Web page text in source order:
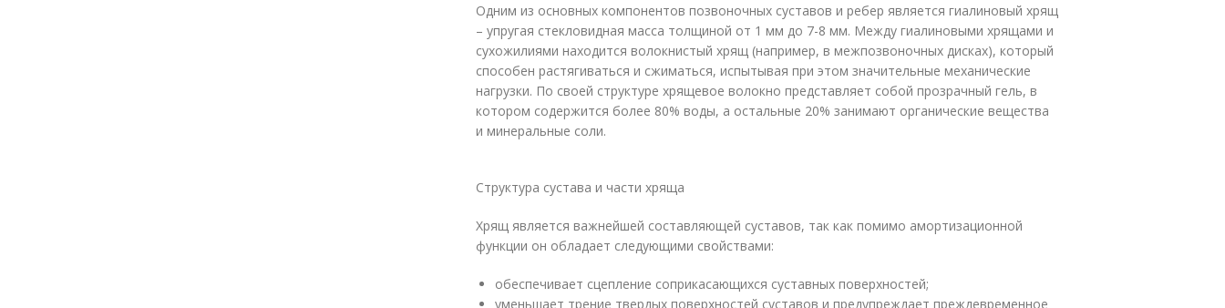
Одним из основных компонентов позвоночных суставов и ребер является гиалиновый хрящ
– упругая стекловидная масса толщиной от 1 мм до 7-8 мм. Между гиалиновыми хрящами и
сухожилиями находится волокнистый хрящ (например, в межпозвоночных дисках), который
способен растягиваться и сжиматься, испытывая при этом значительные механические
нагрузки. По своей структуре хрящевое волокно представляет собой прозрачный гель, в
котором содержится более 80% воды, а остальные 20% занимают органические вещества
и минеральные соли.
Структура сустава и части хряща
Хрящ является важнейшей составляющей суставов, так как помимо амортизационной
функции он обладает следующими свойствами:
обеспечивает сцепление соприкасающихся суставных поверхностей;
уменьшает трение твердых поверхностей суставов и предупреждает преждевременное